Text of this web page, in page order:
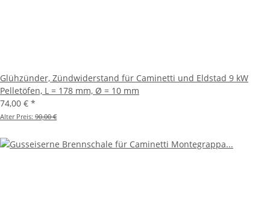
Glühzünder, Zündwiderstand für Caminetti und Eldstad 9 kW
Pelletöfen, L = 178 mm, Ø = 10 mm
74,00 € *
Alter Preis: 90,00 €